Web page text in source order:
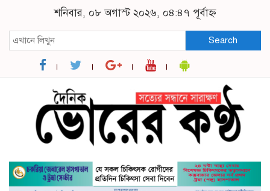
শনিবার, ০৮ অগাস্ট ২০২৬, ০৪:৪৭ পূর্বাহ্ন
Search